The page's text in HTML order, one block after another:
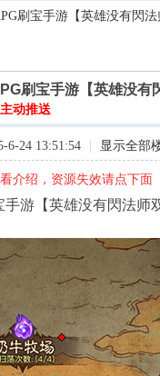
刷宝手游【英雄没有閃
刷宝手游【英雄没
主动推送
6-24 13:51:54 显示全部
介绍，资源失效请点下
手游【英雄没有閃法